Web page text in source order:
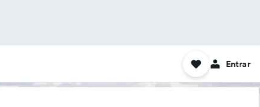
Entrar